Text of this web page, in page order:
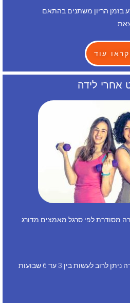
בזמן הריון משתנים בהתאם
עוד
אחרי לידה
מסודרת לפי סרגל מאמצים מדורג
אימוני כושר לאחר לידה ניתן לרוב לעשות בין 3 עד 6 שבועות